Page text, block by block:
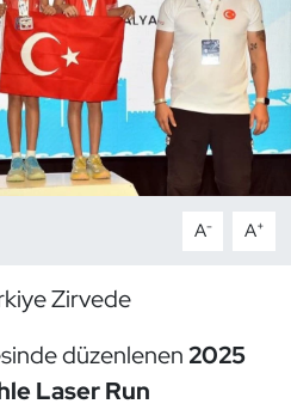
A- A+
Zirvede
düzenlenen 2025
Laser Run